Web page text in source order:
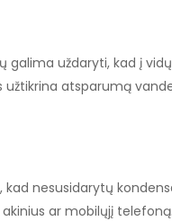
galima uždaryti, kad į
atsparumą
nesusidarytų
ar mobilųjį telefoną.